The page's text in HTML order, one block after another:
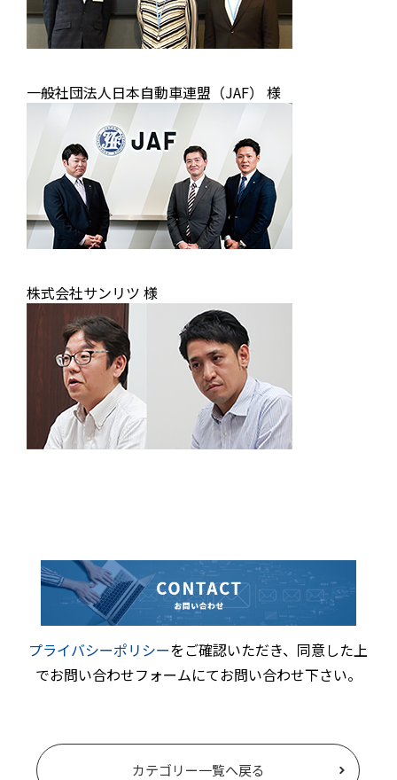
一般社団法人日本自動車連盟（JAF） 様
株式会社サンリツ 様
プライバシーポリシーをご確認いただき、同意した上
でお問い合わせフォームにてお問い合わせ下さい。
カテゴリー一覧へ戻る